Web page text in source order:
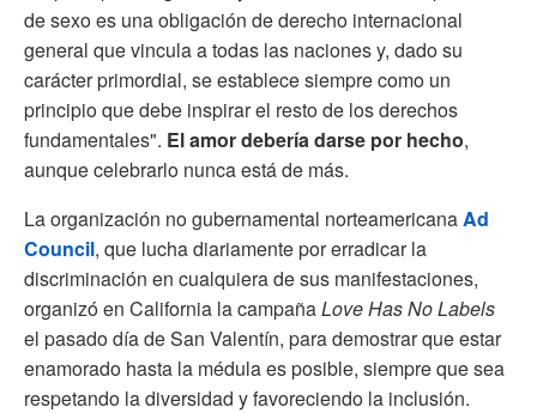
de sexo es una obligación de derecho internacional
general que vincula a todas las naciones y, dado su
carácter primordial, se establece siempre como un
principio que debe inspirar el resto de los derechos
fundamentales". El amor debería darse por hecho,
aunque celebrarlo nunca está de más.
La organización no gubernamental norteamericanaAd
Council, que lucha diariamente por erradicar la
discriminación en cualquiera de sus manifestaciones,
organizó en California la campañaLove Has No Labels
el pasado día de San Valentín, para demostrar que estar
enamorado hasta la médula es posible, siempre que sea
respetando la diversidad y favoreciendo la inclusión.